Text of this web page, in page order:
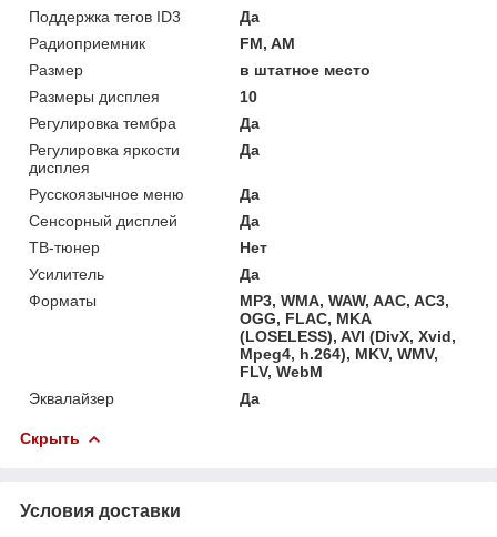
Поддержка тегов ID3
Да
Радиоприемник
FM, AM
Размер
в штатное место
Размеры дисплея
10
Регулировка тембра
Да
Регулировка яркости
дисплея
Да
Русскоязычное меню
Да
Сенсорный дисплей
Да
ТВ-тюнер
Нет
Усилитель
Да
Форматы
MP3, WMA, WAW, AAC, AC3,
OGG, FLAC, MKA
(LOSELESS), AVI (DivX, Xvid,
Mpeg4, h.264), MKV, WMV,
FLV, WebM
Эквалайзер
Да
Скрыть
Условия доставки